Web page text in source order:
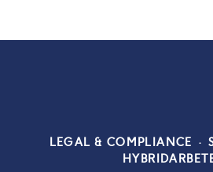
LEGAL & COMPLIANCE ·